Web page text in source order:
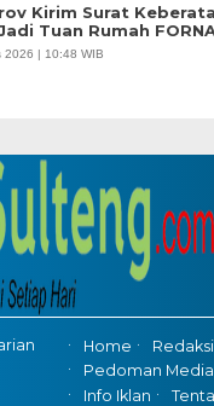
Kirim Surat
Tuan Rumah
2026 | 10:48 WIB
Home
Redaksi
Pedoman
Info Iklan